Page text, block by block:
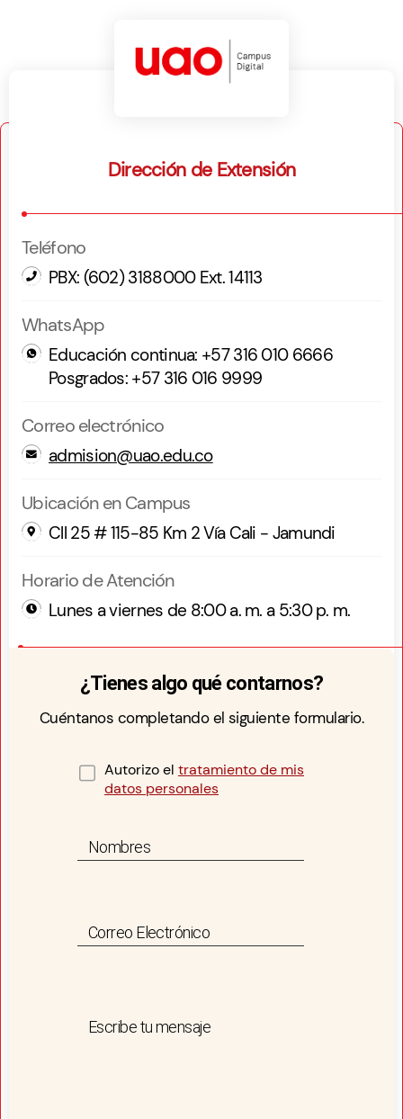
Dirección de Extensión
Teléfono
PBX: (602) 3188000 Ext. 14113
WhatsApp
Educación continua: +57 316 010 6666
Posgrados: +57 316 016 9999
Correo electrónico
admision@uao.edu.co
Ubicación en Campus
Cll 25 # 115-85 Km 2 Vía Cali - Jamundi
Horario de Atención
Lunes a viernes de 8:00 a. m. a 5:30 p. m.
¿Tienes algo qué contarnos?
Cuéntanos completando el siguiente formulario.
Autorizo el tratamiento de mis
datos personales
Nombres
Correo Electrónico
Escribe tu mensaje